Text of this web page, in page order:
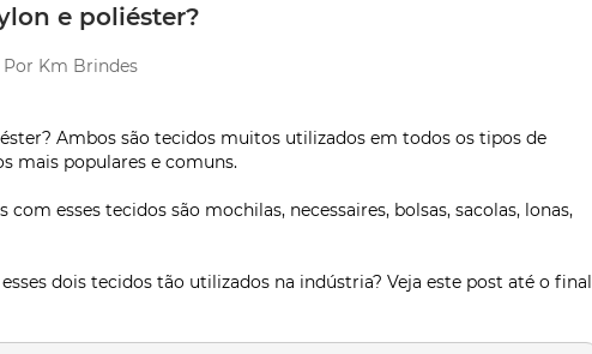
e poliéster?
Por Km Brindes
Ambos são tecidos muitos utilizados em todos os tipos de
mais populares e comuns.
esses tecidos são mochilas, necessaires, bolsas, sacolas, lonas,
dois tecidos tão utilizados na indústria? Veja este post até o final